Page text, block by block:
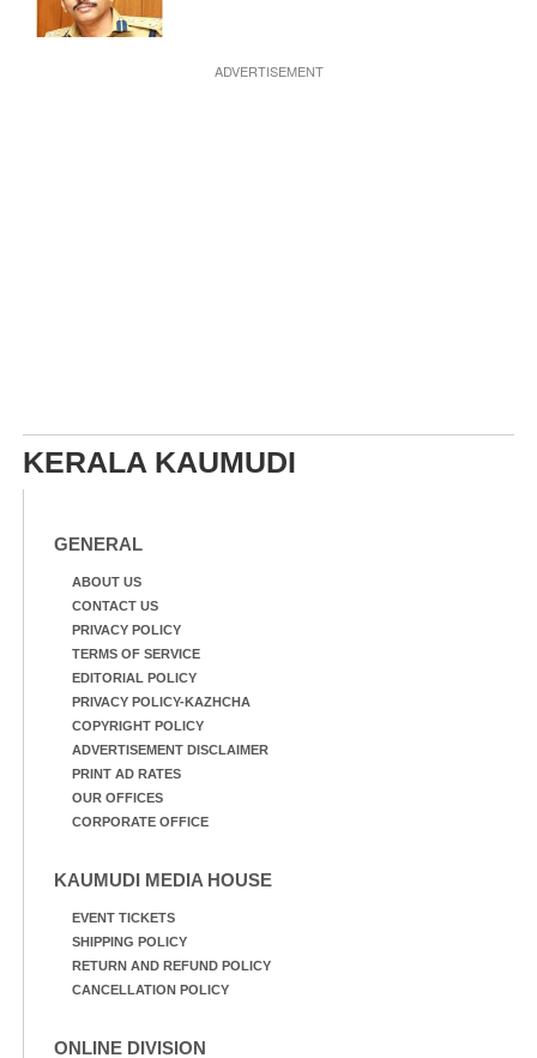
ADVERTISEMENT
KERALA KAUMUDI
GENERAL
ABOUT US
CONTACT US
PRIVACY POLICY
TERMS OF SERVICE
EDITORIAL POLICY
PRIVACY POLICY-KAZHCHA
COPYRIGHT POLICY
ADVERTISEMENT DISCLAIMER
PRINT AD RATES
OUR OFFICES
CORPORATE OFFICE
KAUMUDI MEDIA HOUSE
EVENT TICKETS
SHIPPING POLICY
RETURN AND REFUND POLICY
CANCELLATION POLICY
ONLINE DIVISION